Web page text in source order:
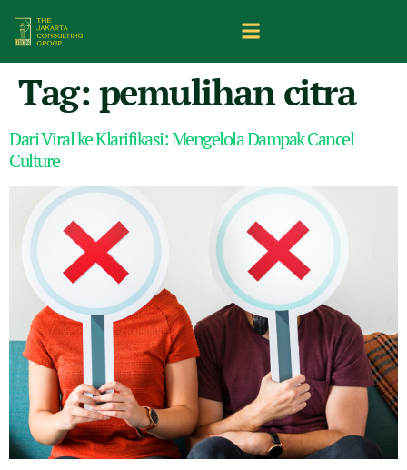
Tag: pemulihan citra
Dari Viral ke Klarifikasi: Mengelola Dampak Cancel
Culture